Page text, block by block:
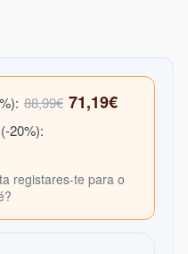
88,99€ 71,19€
20%):
registares-te para o